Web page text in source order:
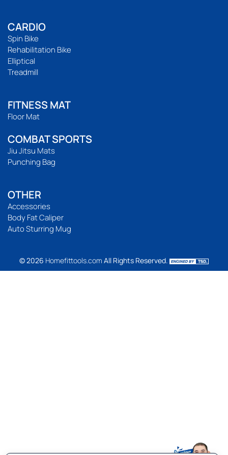
CARDIO
Spin Bike
Rehabilitation Bike
Elliptical
Treadmill
FITNESS MAT
Floor Mat
COMBAT SPORTS
Jiu Jitsu Mats
Punching Bag
OTHER
Accessories
Body Fat Caliper
Auto Sturring Mug
© 2026 Homefittools.com All Rights Reserved.